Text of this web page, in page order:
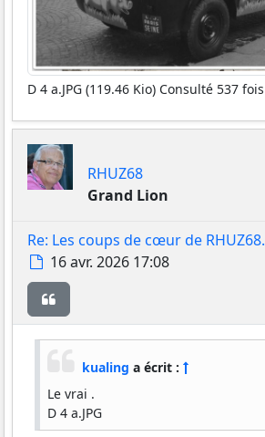
D 4 a.JPG (119.46 Kio) Consulté 537 fois
RHUZ68
Grand Lion
Re: Les coups de cœur de RHUZ68.
Message
16 avr. 2026 17:08
kualing a écrit :
Le vrai .
D 4 a.JPG